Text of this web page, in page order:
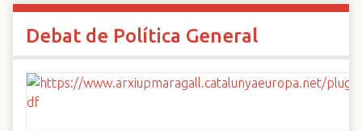
Debat de Política General